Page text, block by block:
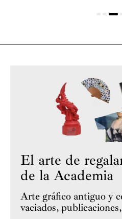
El arte de
de la Academia
Arte gráfico antiguo y
vaciados,